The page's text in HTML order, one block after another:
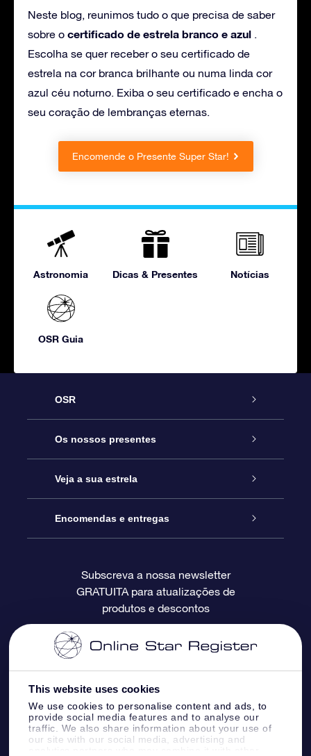
This website uses cookies
We use cookies to personalise content and ads, to
provide social media features and to analyse our
traffic. We also share information about your use of
our site with our social media, advertising and
Neste blog, reunimos tudo o que precisa de saber
sobre o certificado de estrela branco e azul .
Escolha se quer receber o seu certificado de
estrela na cor branca brilhante ou numa linda cor
azul céu noturno. Exiba o seu certificado e encha o
seu coração de lembranças eternas.
Encomende o Presente Super Star!
Astronomia Dicas & Presentes Notícias
OSR Guia
OSR
Serviço
Contactos
O Blog
Avaliações
Os nossos presentes
Prenda Star Online
Pacote Prenda OSR
O Cartão Presente OSR
Presentes corporativos
Veja a sua estrela
Registo de Estrela
Página de Estrela personalizada
Um Milhão de Estrelas
OSR screensaver de estrela
App RV fly me to the stars
Encomendas e entregas
Informação de pagamento
Informação de envio
Política de Devolução
Constelações
Subscreva a nossa newsletter
GRATUITA para atualizações de
produtos e descontos